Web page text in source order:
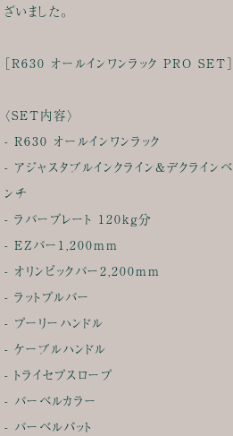
ざいました。
［R630 オールインワンラック PRO SET］
〈SET内容〉
- R630 オールインワンラック
- アジャスタブルインクライン&デクラインベ
ンチ
- ラバープレート 120kg分
- EZバー1,200mm
- オリンピックバー2,200mm
- ラットプルバー
- プーリーハンドル
- ケーブルハンドル
- トライセプスロープ
- バーベルカラー
- バーベルパット